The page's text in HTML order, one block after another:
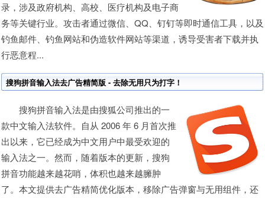
录，涉及政府机构、高校、医疗机构及电子商
务等关键行业。攻击者通过微信、QQ、钉钉等即时通信工具，以及
钓鱼邮件、钓鱼网站和伪造软件网站等渠道，诱导受害者下载并执
行恶意程...
搜狗拼音输入法去广告精简版 - 去除无用只为打字！
搜狗拼音输入法是由搜狐公司推出的一
款中文输入法软件。自从 2006 年 6 月首次推
出以来，它已经成为中文用户中最受欢迎的
输入法之一。然而，随着版本的更新，搜狗
拼音功能越来越花哨，体积也越来越臃肿
了。本文提供去广告精简优化版本，移除广告弹窗与无用组件，还